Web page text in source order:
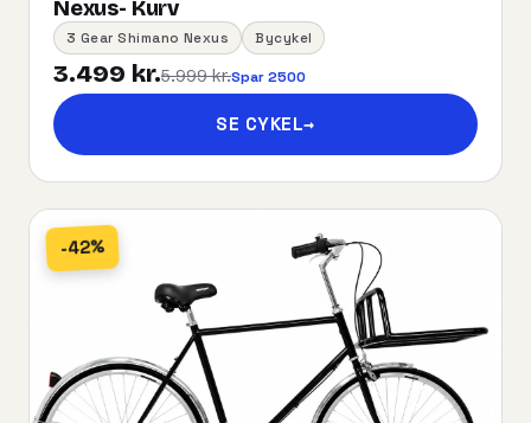
Nexus- Kurv
3 Gear Shimano Nexus Bycykel
3.499 kr.5.999 kr.Spar 2500
SE CYKEL→
-42%